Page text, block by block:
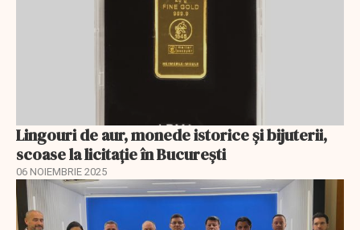
Lingouri de aur, monede istorice și bijuterii,
scoase la licitaţie în Bucureşti
06 NOIEMBRIE 2025